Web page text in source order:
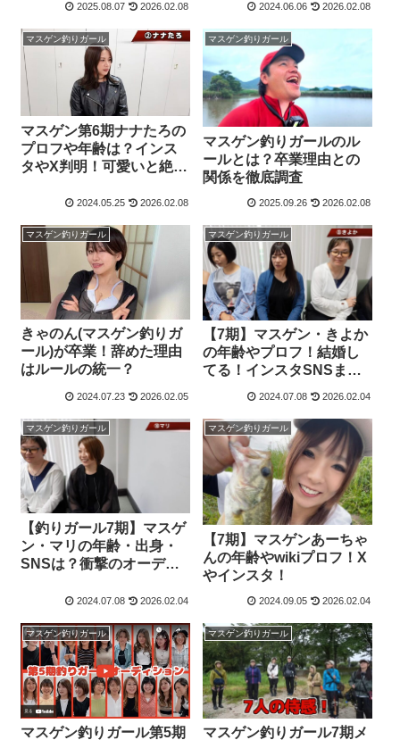
2025.08.07 2026.02.08 2024.06.06 2026.02.08
マスゲン釣りガール
マスゲン第6期ナナたろの
プロフや年齢は？インス
タやX判明！可愛いと絶
2024.05.25 2026.02.08
マスゲン釣りガール
マスゲン釣りガールのル
ールとは？卒業理由との
関係を徹底調査
2025.09.26 2026.02.08
マスゲン釣りガール
きゃのん(マスゲン釣りガ
ール)が卒業！辞めた理由
はルールの統一？
2024.07.23 2026.02.05
マスゲン釣りガール
【7期】マスゲン・きよか
の年齢やプロフ！結婚し
てる！インスタSNSまと
2024.07.08 2026.02.04
マスゲン釣りガール
【釣りガール7期】マスゲ
ン・マリの年齢・出身・
SNSは？衝撃のオーディ
2024.07.08 2026.02.04
マスゲン釣りガール
【7期】マスゲンあーちゃ
んの年齢やwikiプロフ！X
やインスタ！
2024.09.05 2026.02.04
マスゲン釣りガール
マスゲン釣りガール第5期
マスゲン釣りガール
マスゲン釣りガール7期メ